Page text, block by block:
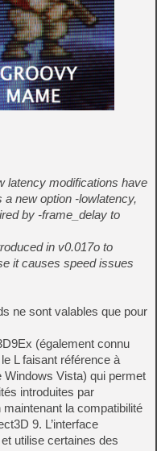
latency modifications have
a new option -lowlatency,
by -frame_delay to
in v0.017o to
it causes speed issues
ne sont valables que pour
(également connu
L faisant référence à
Windows Vista) qui permet
introduites par
la compatibilité
9. L’interface
utilise certaines des